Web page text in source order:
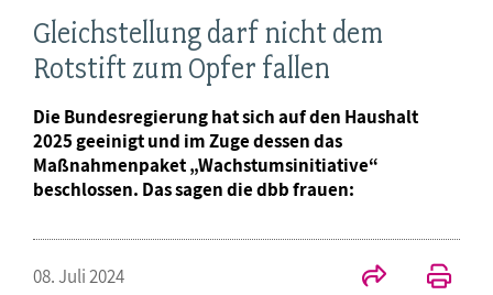
Gleichstellung darf nicht dem
Rotstift zum Opfer fallen
Die Bundesregierung hat sich auf den Haushalt
2025 geeinigt und im Zuge dessen das
Maßnahmenpaket „Wachstumsinitiative“
beschlossen. Das sagen die dbb frauen:
08. Juli 2024